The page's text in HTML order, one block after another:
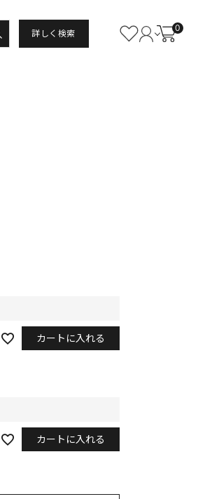
詳しく検索
0
カートに入れる
カートに入れる